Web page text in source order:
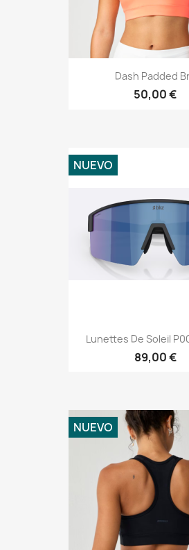
Dash Padded
50,00 €
Lunettes De Soleil
89,00 €
NUEVO
NUEVO